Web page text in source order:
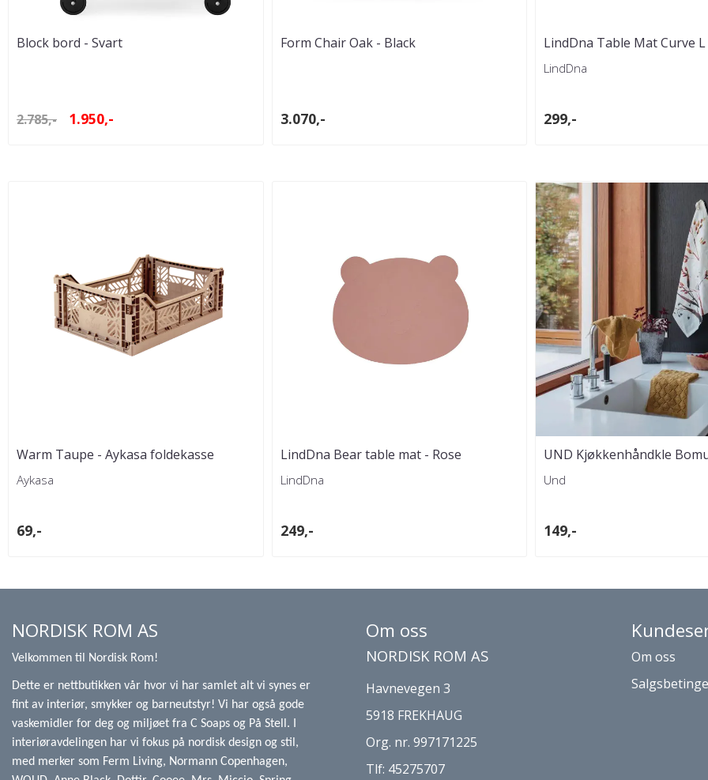
Block bord - Svart
2.785,- 1.950,-
Form Chair Oak - Black
3.070,-
LindDna Table Mat Curve
Dobbeltsidig
LindDna
299,-
Warm Taupe - Aykasa foldekasse
Aykasa
69,-
LindDna Bear table mat - Rose
LindDna
249,-
UND Kjøkkenhåndkle
Und
149,-
NORDISK ROM AS
Velkommen til Nordisk Rom!
Dette er nettbutikken vår hvor vi har samlet alt vi synes er
fint av interiør, smykker og barneutstyr! Vi har også gode
vaskemidler for deg og miljøet fra C Soaps og På Stell. I
interiøravdelingen har vi fokus på nordisk design og stil,
med merker som Ferm Living, Normann Copenhagen,
Om oss
NORDISK ROM AS
Havnevegen 3
5918 FREKHAUG
Org. nr. 997171225
Tlf: 45275707
Om oss